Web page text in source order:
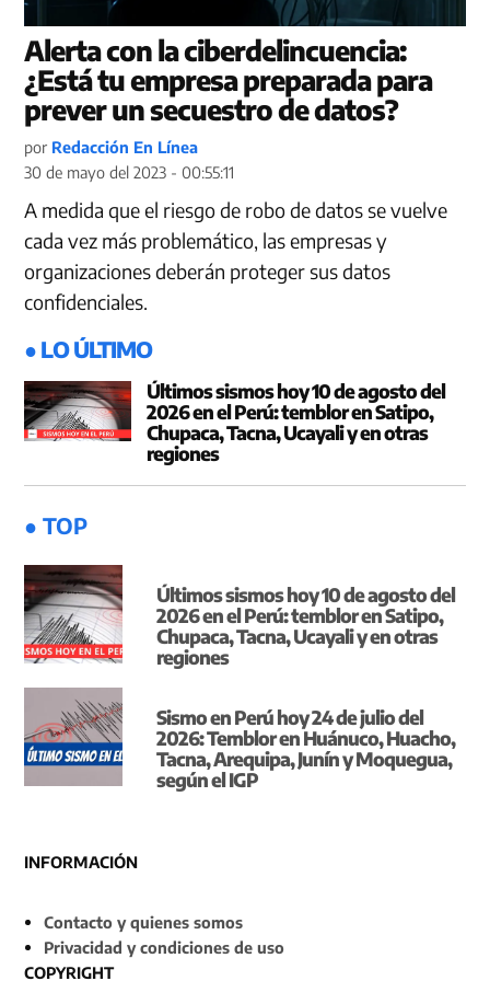
Alerta con la ciberdelincuencia:
¿Está tu empresa preparada para
prever un secuestro de datos?
por Redacción En Línea
30 de mayo del 2023 - 00:55:11
A medida que el riesgo de robo de datos se vuelve
cada vez más problemático, las empresas y
organizaciones deberán proteger sus datos
confidenciales.
● LO ÚLTIMO
Últimos sismos hoy 10 de agosto del
2026 en el Perú: temblor en Satipo,
Chupaca, Tacna, Ucayali y en otras
regiones
● TOP
Últimos sismos hoy 10 de agosto del
2026 en el Perú: temblor en Satipo,
Chupaca, Tacna, Ucayali y en otras
regiones
Sismo en Perú hoy 24 de julio del
2026: Temblor en Huánuco, Huacho,
Tacna, Arequipa, Junín y Moquegua,
según el IGP
INFORMACIÓN
Contacto y quienes somos
Privacidad y condiciones de uso
COPYRIGHT